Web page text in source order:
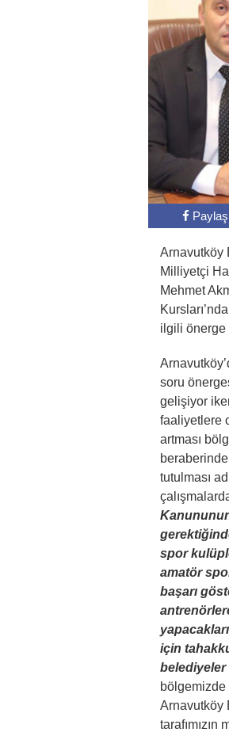
Paylaş
Arnavutköy
Milliyetçi
Mehmet
ilgili önerge
soru
gelişiyor
faaliyetlere
artması
tutulması
spor
amatör
başarı
için
belediyeler
bölgemizde
Arnavutköy
tarafımızın